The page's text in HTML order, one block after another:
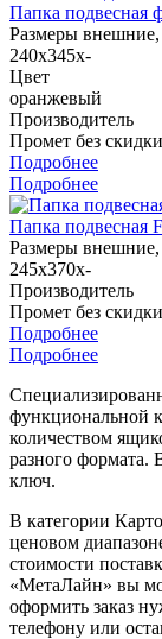
Папка подвесная
Размеры
240x345x-
Цвет
оранжевый
Производитель
Промет без скидки
Подробнее
Подробнее
Папка подвесная
Размеры
245x370x-
Производитель
Промет без скидки
Подробнее
Подробнее
функциональной
количеством
разного формата.
ключ.
В категории
ценовом
стоимости
«МетаЛайн» вы
оформить заказ
телефону или